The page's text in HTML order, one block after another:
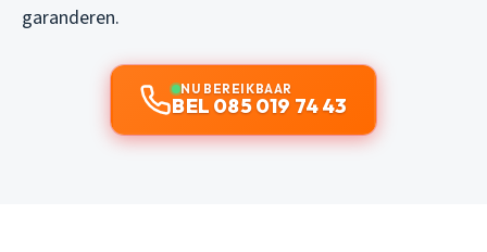
garanderen.
NU BEREIKBAAR
BEL 085 019 74 43